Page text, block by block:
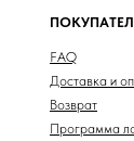
FAQ
Доставка и
Возврат
Программа